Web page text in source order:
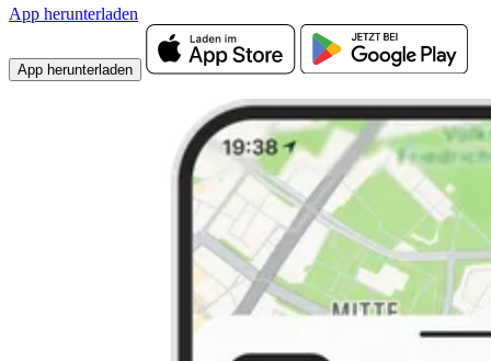
App herunterladen
App herunterladen